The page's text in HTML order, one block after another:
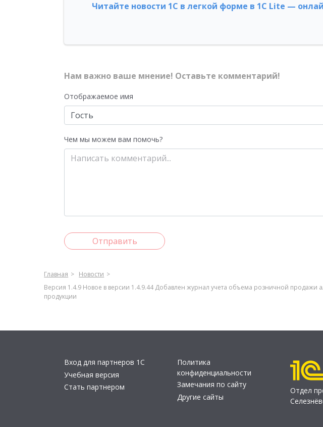
Читайте новости 1С в легкой форме в 1С Lite —
Нам важно ваше мнение! Оставьте комментарий!
Отображаемое имя
Чем мы можем вам помочь?
Отправить
Главная
Новости
Версия 1.4.9 Новое в версии 1.4.9.44 Добавлен журнал учета объема розничной продажи
продукции
Вход для партнеров 1С
Учебная версия
Стать партнером
Политика
конфиденциальности
Замечания по сайту
Другие сайты
Отдел